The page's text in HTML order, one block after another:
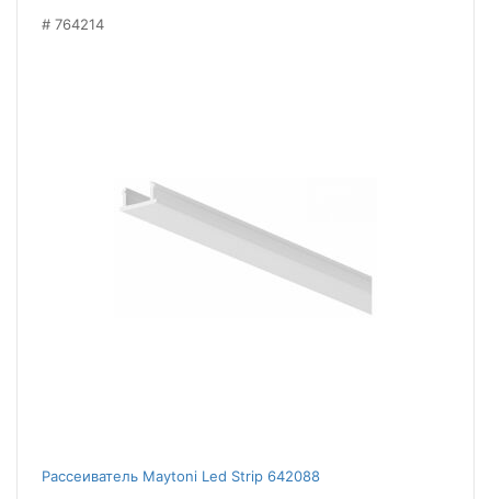
764214
Рассеиватель Maytoni Led Strip 642088